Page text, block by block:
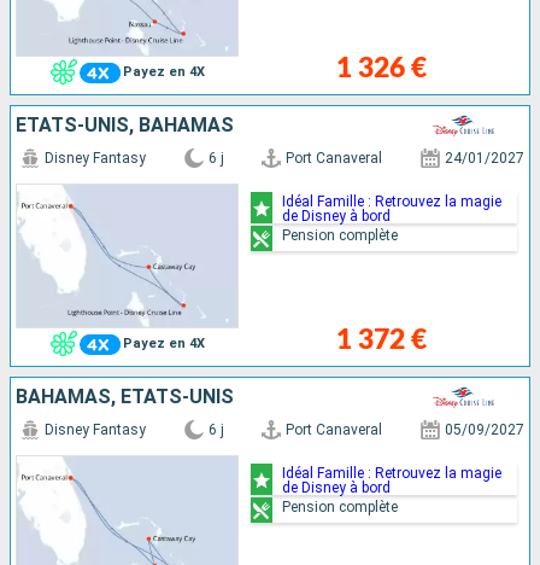
Payez en 4X 1 326 €
ÉTATS-UNIS, BAHAMAS
Payez en 4X
Disney Fantasy 6 j Port Canaveral 24/01/2027
1 372 €
Idéal Famille : Retrouvez la magie
de Disney à bord
Pension complète
BAHAMAS, ÉTATS-UNIS
Disney Fantasy 6 j Port Canaveral 05/09/2027
Idéal Famille : Retrouvez la magie
de Disney à bord
Pension complète